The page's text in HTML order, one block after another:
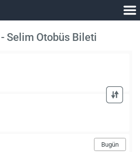
Selim Otobüs Bileti
Bugün